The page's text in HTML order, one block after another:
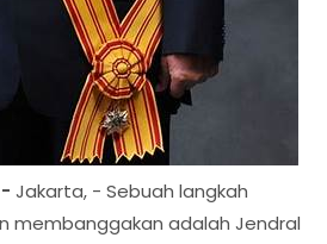
Jakarta, - Sebuah langkah
membanggakan adalah Jendral